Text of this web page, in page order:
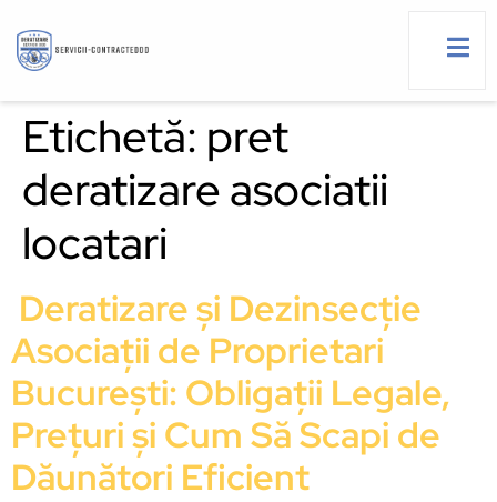
Etichetă: pret
deratizare asociatii
locatari
Deratizare și Dezinsecție
Asociații de Proprietari
București: Obligații Legale,
Prețuri și Cum Să Scapi de
Dăunători Eficient